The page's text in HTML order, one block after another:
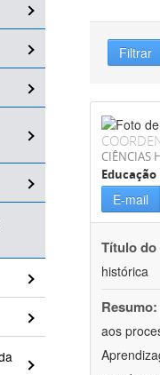
Filtrar
CIÊNCIAS
Educação
E-mail
Título
histórica
Resumo:
aos